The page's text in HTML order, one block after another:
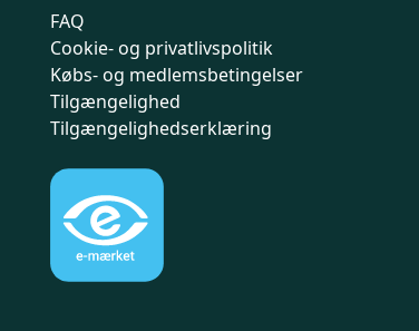
FAQ
Cookie- og privatlivspolitik
Købs- og medlemsbetingelser
Tilgængelighed
Tilgængelighedserklæring